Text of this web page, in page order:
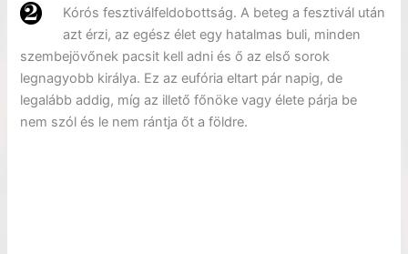
Kórós fesztiválfeldobottság. A beteg a fesztivál után
azt érzi, az egész élet egy hatalmas buli, minden
szembejövőnek pacsit kell adni és ő az első sorok
legnagyobb királya. Ez az eufória eltart pár napig, de
legalább addig, míg az illető főnöke vagy élete párja be
nem szól és le nem rántja őt a földre.